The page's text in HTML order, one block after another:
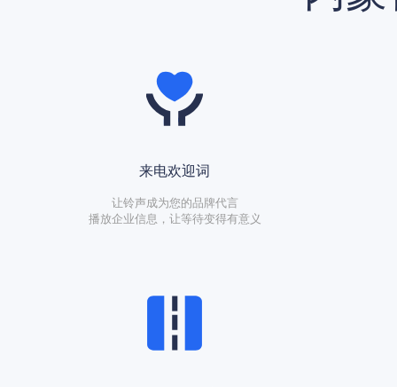
来电欢迎词
让铃声成为您的品牌代言
播放企业信息，让等待变得有意义